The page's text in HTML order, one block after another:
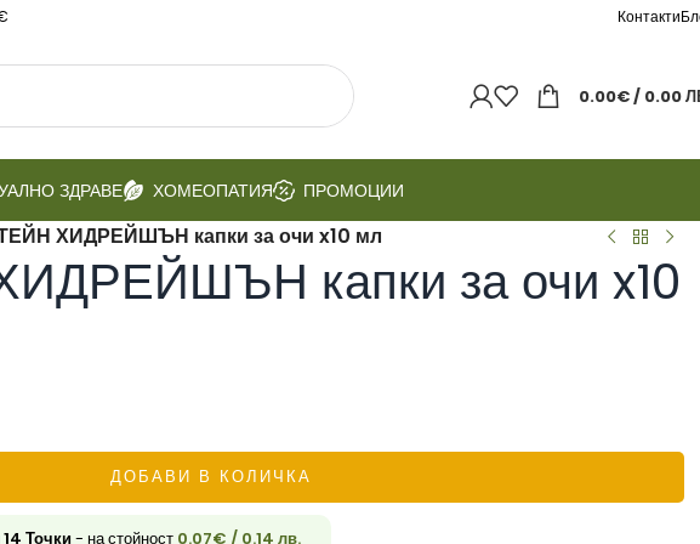
Контакти
0.00€/ 0.00
ЗДРАВЕ ХОМЕОПАТИЯ ПРОМОЦИИ
ХИДРЕЙШЪН капки за очи x10 мл
капки за очи x10
ДОБАВИ В КОЛИЧКА
14 Точки- на стойност 0.07€ / 0.14 лв.